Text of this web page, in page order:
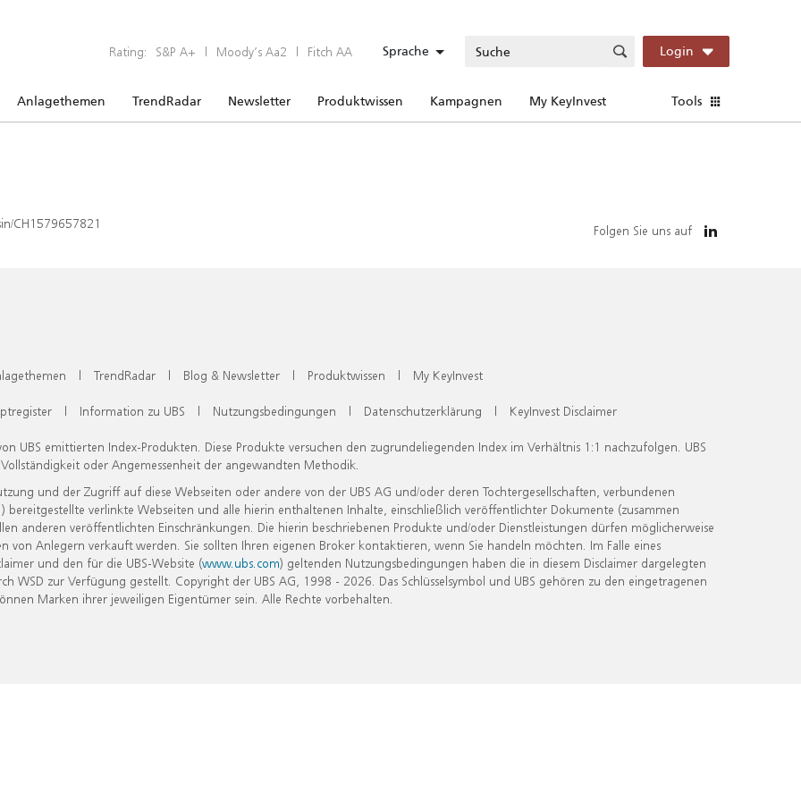
Rating: S&P A+ | Moody’s Aa2 | Fitch AA Sprache Login
Anlagethemen TrendRadar Newsletter Produktwissen Kampagnen My KeyInvest Tools
CH1579657821 Folgen Sie uns auf
| TrendRadar | Blog & Newsletter | Produktwissen | My KeyInvest
| Information zu UBS | Nutzungsbedingungen | Datenschutzerklärung | KeyInvest Disclaimer
UBS emittierten Index-Produkten. Diese Produkte versuchen den zugrundeliegenden Index im Verhältnis 1:1 nachzufolgen. UBS
oder Angemessenheit der angewandten Methodik.
und der Zugriff auf diese Webseiten oder andere von der UBS AG und/oder deren Tochtergesellschaften, verbundenen
verlinkte Webseiten und alle hierin enthaltenen Inhalte, einschließlich veröffentlichter Dokumente (zusammen
anderen veröffentlichten Einschränkungen. Die hierin beschriebenen Produkte und/oder Dienstleistungen dürfen möglicherweise
Anlegern verkauft werden. Sie sollten Ihren eigenen Broker kontaktieren, wenn Sie handeln möchten. Im Falle eines
und den für die UBS-Website (www.ubs.com) geltenden Nutzungsbedingungen haben die in diesem Disclaimer dargelegten
zur Verfügung gestellt. Copyright der UBS AG, 1998 - 2026. Das Schlüsselsymbol und UBS gehören zu den eingetragenen
Marken ihrer jeweiligen Eigentümer sein. Alle Rechte vorbehalten.